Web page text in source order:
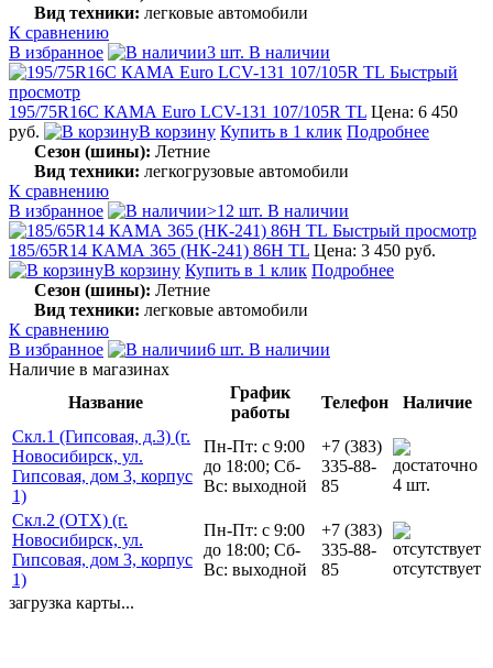
Вид техники: легковые автомобили
К сравнению
В избранное
3 шт. В наличии
Быстрый
просмотр
195/75R16C КАМА Euro LCV-131 107/105R TL Цена: 6 450
руб.
В корзину Купить в 1 клик Подробнее
Сезон (шины): Летние
Вид техники: легкогрузовые автомобили
К сравнению
В избранное
>12 шт. В наличии
Быстрый просмотр
185/65R14 КАМА 365 (НК-241) 86H TL Цена: 3 450 руб.
В корзину Купить в 1 клик Подробнее
Сезон (шины): Летние
Вид техники: легковые автомобили
К сравнению
В избранное
6 шт. В наличии
Наличие в магазинах
Название
График
работы
Телефон
Наличие
Скл.1 (Гипсовая, д.3) (г.
Новосибирск, ул.
Гипсовая, дом 3, корпус
1)
Пн-Пт: с 9:00
до 18:00; Сб-
Вс: выходной
+7 (383)
335-88-
85
4 шт.
Скл.2 (ОТХ) (г.
Новосибирск, ул.
Гипсовая, дом 3, корпус
1)
Пн-Пт: с 9:00
до 18:00; Сб-
Вс: выходной
+7 (383)
335-88-
85
отсутствует
загрузка карты...